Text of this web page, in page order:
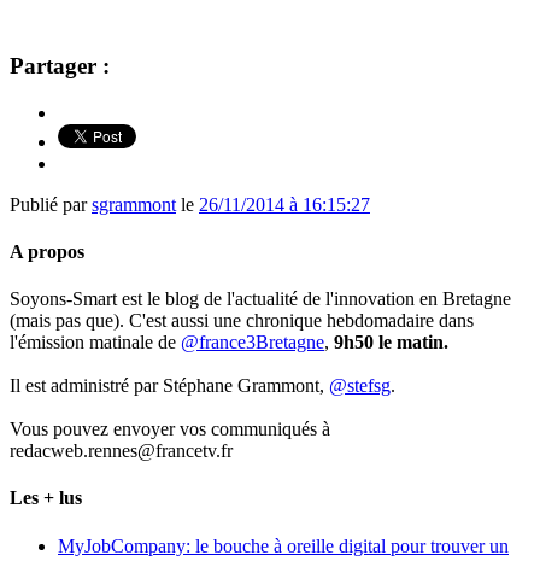
Partager :
Publié parsgrammont le 26/11/2014 à 16:15:27
A propos
Soyons-Smart est le blog de l'actualité de l'innovation en Bretagne
(mais pas que). C'est aussi une chronique hebdomadaire dans
l'émission matinale de @france3Bretagne, 9h50 le matin.
Il est administré par Stéphane Grammont, @stefsg.
Vous pouvez envoyer vos communiqués à
redacweb.rennes@francetv.fr
Les + lus
MyJobCompany: le bouche à oreille digital pour trouver un